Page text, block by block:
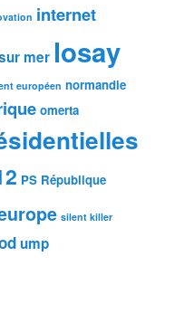
internet
mer losay
européen normandie
omerta
PS République
silent killer
ump